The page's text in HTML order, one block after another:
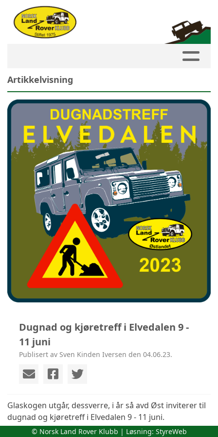
Artikkelvisning
Dugnad og kjøretreff i Elvedalen 9 -
11 juni
Publisert av Sven Kinden Iversen den 04.06.23.
Glaskogen utgår, dessverre, i år så avd Øst inviterer til
dugnad og kjøretreff i Elvedalen 9 - 11 juni.
© Norsk Land Rover Klubb | Løsning: StyreWeb